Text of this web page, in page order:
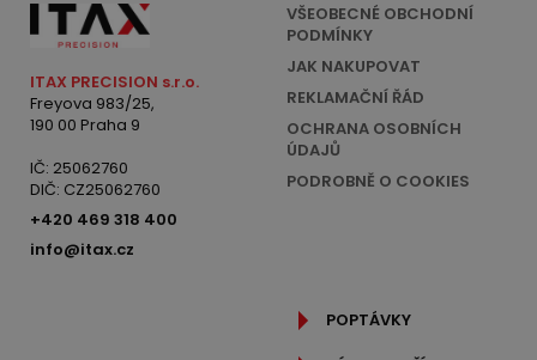
ITAX PRECISION s.r.o.
Freyova 983/25,
190 00 Praha 9
IČ: 25062760
DIČ: CZ25062760
+420 469 318 400
info@itax.cz
VŠEOBECNÉ OBCHODNÍ
PODMÍNKY
JAK NAKUPOVAT
REKLAMAČNÍ ŘÁD
OCHRANA OSOBNÍCH
ÚDAJŮ
PODROBNĚ O COOKIES
POPTÁVKY